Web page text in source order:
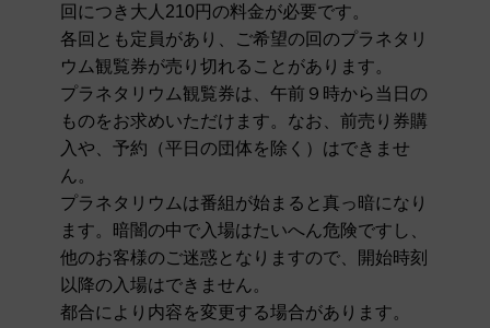
回につき大人210円の料金が必要です。
各回とも定員があり、ご希望の回のプラネタリ
ウム観覧券が売り切れることがあります。
プラネタリウム観覧券は、午前９時から当日の
ものをお求めいただけます。なお、前売り券購
入や、予約（平日の団体を除く）はできませ
ん。
プラネタリウムは番組が始まると真っ暗になり
ます。暗闇の中で入場はたいへん危険ですし、
他のお客様のご迷惑となりますので、開始時刻
以降の入場はできません。
都合により内容を変更する場合があります。